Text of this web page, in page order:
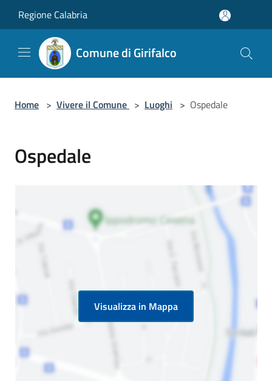
Regione Calabria
Comune di Girifalco
Home > Vivere il Comune > Luoghi > Ospedale
Ospedale
Visualizza in Mappa